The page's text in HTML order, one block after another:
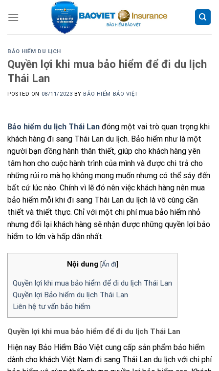
BẢO HIỂM DU LỊCH
Quyền lợi khi mua bảo hiểm để đi du lịch
Thái Lan
POSTED ON 08/11/2023 BY BẢO HIỂM BẢO VIỆT
Bảo hiểm du lịch Thái Lan đóng một vai trò quan trọng khi
khách hàng đi sang Thái Lan du lịch. Bảo hiểm như là một
người bạn đồng hành thân thiết, giúp cho khách hàng yên
tâm hơn cho cuộc hành trình của mình và được chi trả cho
những rủi ro mà họ không mong muốn nhưng có thể sảy đến
bất cứ lúc nào. Chính vì lẽ đó nên việc khách hàng nên mua
bảo hiểm mỗi khi đi sang Thái Lan du lịch là vô cùng cần
thiết và thiết thực. Chỉ với một chi phí mua bảo hiểm nhỏ
nhưng đổi lại khách hàng sẽ nhận được những quyền lợi bảo
hiểm to lớn và hấp dẫn nhất.
Nội dung [Ẩn đi]
Quyền lợi khi mua bảo hiểm để đi du lịch Thái Lan
Quyền lợi Bảo hiểm du lịch Thái Lan
Liên hệ tư vấn bảo hiểm
Quyền lợi khi mua bảo hiểm để đi du lịch Thái Lan
Hiện nay Bảo Hiểm Bảo Việt cung cấp sản phẩm bảo hiểm
dành cho khách Việt Nam đi sang Thái Lan du lịch với chi phí